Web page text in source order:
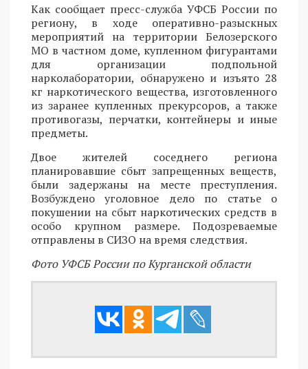
Как сообщает пресс-служба УФСБ России по
региону, в ходе оперативно-разыскных
мероприятий на территории Белозерского
МО в частном доме, купленном фигурантами
для организации подпольной
нарколаборатории, обнаружено и изъято 28
кг наркотического вещества, изготовленного
из заранее купленных прекурсоров, а также
противогазы, перчатки, контейнеры и иные
предметы.
Двое жителей соседнего региона
планировавшие сбыт запрещенных веществ,
были задержаны на месте преступления.
Возбуждено уголовное дело по статье о
покушении на сбыт наркотических средств в
особо крупном размере. Подозреваемые
отправлены в СИЗО на время следствия.
Фото УФСБ России по Курганской области